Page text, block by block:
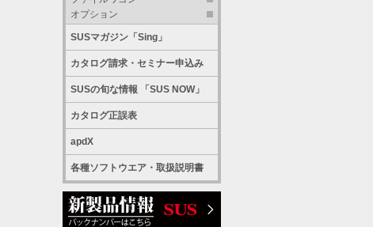
オプション
SUSマガジン「Sing」
カタログ請求・セミナー申込み
SUSの旬な情報 「SUS NOW」
カタログ正誤表
apdX
各種ソフトウエア・取扱説明書